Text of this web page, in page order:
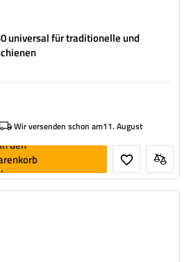
universal für traditionelle und
Wir versenden schon am11. August
In den
legen